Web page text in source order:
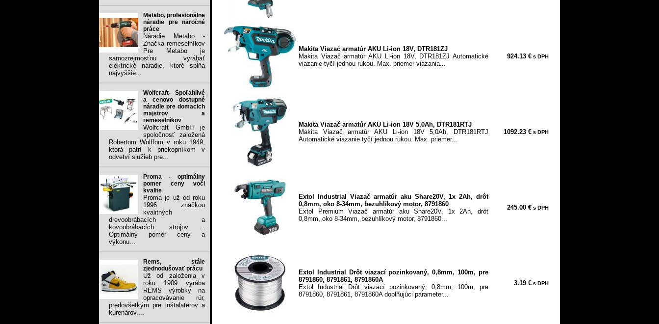
Metabo, profesionálne
náradie pre náročné
práce
Náradie Metabo -
Značka remeselníkov
Pre Metabo je
samozrejmosťou vyrábať
elektrické náradie, ktoré spĺňa
najvyššie...
Wolfcraft- Spoľahlivé
a cenovo dostupné
náradie pre domacich
majstrov a
remeselníkov
Wolfcraft GmbH je
spoločnosť založená
Robertom Wolffom v roku 1949,
ktorá patrí k priekopníkom v
odvetví služieb pre...
Proma - optimálny
pomer ceny voči
kvalite
Proma je už od roku
1996 značkou
kvalitných
drevoobrábacích a
kovoobrábacích strojov .
Optimálny pomer ceny a
výkonu...
Rems, stále
zjednodušovať prácu
Už od založenia v
roku 1909 vyrába
REMS výrobky na
opracovávanie rúr,
predovšetkým pre inštalatérov a
kúrenárov....
Makita Viazač armatúr AKU Li-ion 18V, DTR181ZJ
Makita Viazač armatúr AKU Li-ion 18V, DTR181ZJ Automatické
viazanie tyčí jednou rukou. Max. priemer viazania...
924.13 € s DPH
Makita Viazač armatúr AKU Li-ion 18V 5,0Ah, DTR181RTJ
Makita Viazač armatúr AKU Li-ion 18V 5,0Ah, DTR181RTJ
Automatické viazanie tyčí jednou rukou. Max. priemer...
1092.23 € s DPH
Extol Industrial Viazač armatúr aku Share20V, 1x 2Ah, drôt
0,8mm, oko 8-34mm, bezuhlíkový motor, 8791860
Extol Premium Viazač armatúr aku Share20V, 1x 2Ah, drôt
0,8mm, oko 8-34mm, bezuhlíkový motor, 8791860...
245.00 € s DPH
Extol Industrial Drôt viazací pozinkovaný, 0,8mm, 100m, pre
8791860, 8791861, 8791860A
Extol Industrial Drôt viazací pozinkovaný, 0,8mm, 100m, pre
8791860, 8791861, 8791860A doplňujúci parameter...
3.19 € s DPH